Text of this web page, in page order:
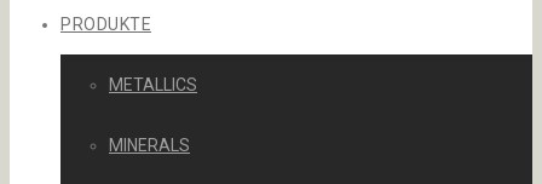
PRODUKTE
METALLICS
MINERALS